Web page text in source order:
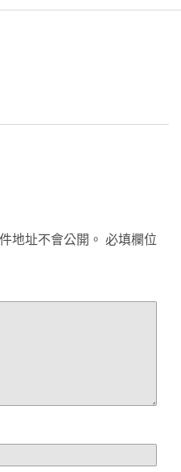
地址不會公開。 必填欄位